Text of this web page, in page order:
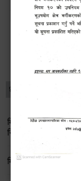
डेंगु नियन्त्रणका लागि
उपमहानगरपालिका
विशेष
धार्मिक/पर्यटन
मिति २०८३ जेष्ठ १७ गते
निर्णय
मिति २०८२/८/२१ गते